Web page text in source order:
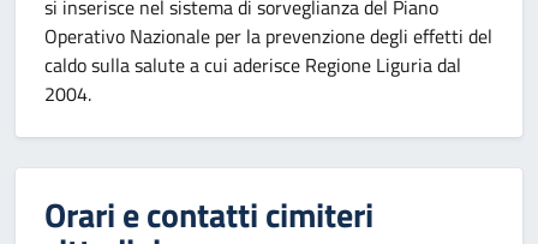
si inserisce nel sistema di sorveglianza del Piano
Operativo Nazionale per la prevenzione degli effetti del
caldo sulla salute a cui aderisce Regione Liguria dal
2004.
Orari e contatti cimiteri